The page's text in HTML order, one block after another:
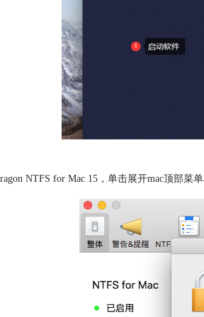
NTFS for Mac 15，单击展开mac顶部菜